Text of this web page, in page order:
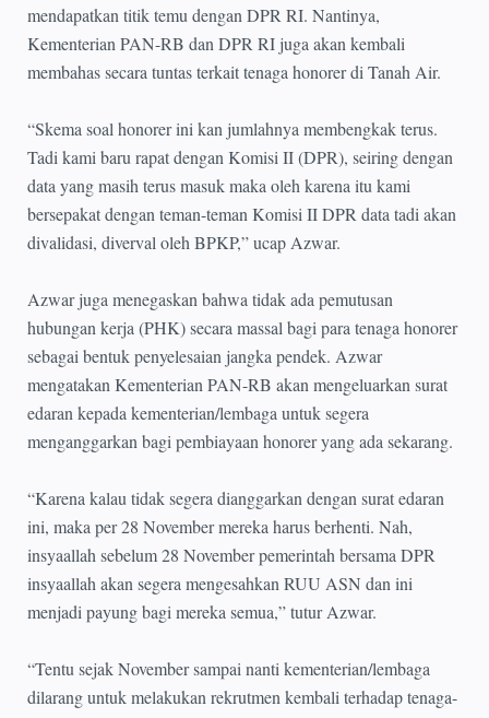
mendapatkan titik temu dengan DPR RI. Nantinya,
Kementerian PAN-RB dan DPR RI juga akan kembali
membahas secara tuntas terkait tenaga honorer di Tanah Air.
“Skema soal honorer ini kan jumlahnya membengkak terus.
Tadi kami baru rapat dengan Komisi II (DPR), seiring dengan
data yang masih terus masuk maka oleh karena itu kami
bersepakat dengan teman-teman Komisi II DPR data tadi akan
divalidasi, diverval oleh BPKP,” ucap Azwar.
Azwar juga menegaskan bahwa tidak ada pemutusan
hubungan kerja (PHK) secara massal bagi para tenaga honorer
sebagai bentuk penyelesaian jangka pendek. Azwar
mengatakan Kementerian PAN-RB akan mengeluarkan surat
edaran kepada kementerian/lembaga untuk segera
menganggarkan bagi pembiayaan honorer yang ada sekarang.
“Karena kalau tidak segera dianggarkan dengan surat edaran
ini, maka per 28 November mereka harus berhenti. Nah,
insyaallah sebelum 28 November pemerintah bersama DPR
insyaallah akan segera mengesahkan RUU ASN dan ini
menjadi payung bagi mereka semua,” tutur Azwar.
“Tentu sejak November sampai nanti kementerian/lembaga
dilarang untuk melakukan rekrutmen kembali terhadap tenaga-